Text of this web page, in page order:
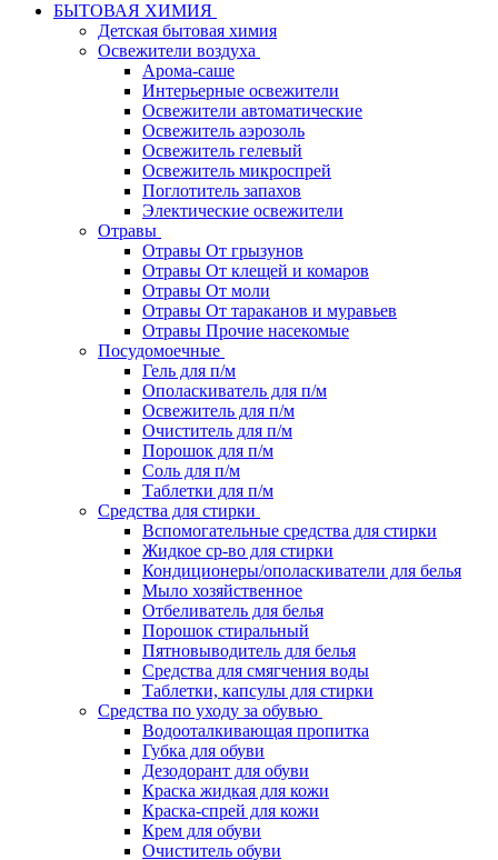
БЫТОВАЯ ХИМИЯ
Детская бытовая химия
Освежители воздуха
Арома-саше
Интерьерные освежители
Освежители автоматические
Освежитель аэрозоль
Освежитель гелевый
Освежитель микроспрей
Поглотитель запахов
Электические освежители
Отравы
Отравы От грызунов
Отравы От клещей и комаров
Отравы От моли
Отравы От тараканов и муравьев
Отравы Прочие насекомые
Посудомоечные
Гель для п/м
Ополаскиватель для п/м
Освежитель для п/м
Очиститель для п/м
Порошок для п/м
Соль для п/м
Таблетки для п/м
Средства для стирки
Вспомогательные средства для стирки
Жидкое ср-во для стирки
Кондиционеры/ополаскиватели для белья
Мыло хозяйственное
Отбеливатель для белья
Порошок стиральный
Пятновыводитель для белья
Средства для смягчения воды
Таблетки, капсулы для стирки
Средства по уходу за обувью
Водооталкивающая пропитка
Губка для обуви
Дезодорант для обуви
Краска жидкая для кожи
Краска-спрей для кожи
Крем для обуви
Очиститель обуви